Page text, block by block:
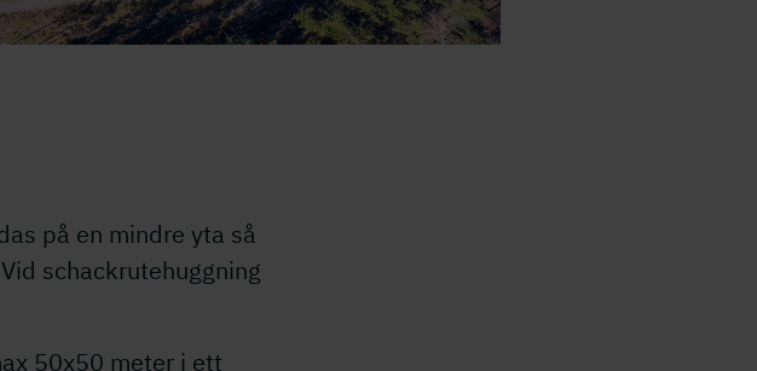
på en mindre yta så
schackrutehuggning
50x50 meter i ett